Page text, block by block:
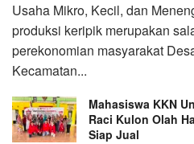
Usaha Mikro, Kecil, dan
produksi keripik merupakan
perekonomian masyarakat
Kecamatan...
Mahasiswa KKN
Raci Kulon Olah
Siap Jual